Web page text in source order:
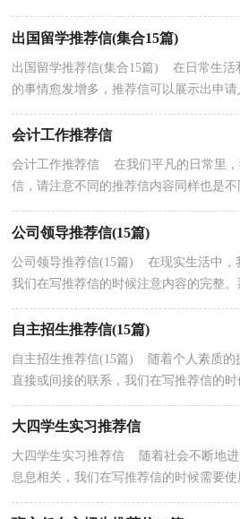
么样的呢？下面是小编精心整理的学校
出国留学推荐信(集合15篇)
出国留学推荐信(集合15篇) 在日常生活
的事情愈发增多，推荐信可以展示出申
会计工作推荐信
会计工作推荐信 在我们平凡的日常里
信，请注意不同的推荐信内容同样也是
新意？以下是小编精心整理的会计工作
公司领导推荐信(15篇)
公司领导推荐信(15篇) 在现实生活中，
我们在写推荐信的时候注意内容的完整
自主招生推荐信(15篇)
自主招生推荐信(15篇) 随着个人素质的
直接或间接的联系，我们在写推荐信的
大四学生实习推荐信
大四学生实习推荐信 随着社会不断地
息息相关，我们在写推荐信的时候需要
么写好推荐信呢？下面是小编为大家收